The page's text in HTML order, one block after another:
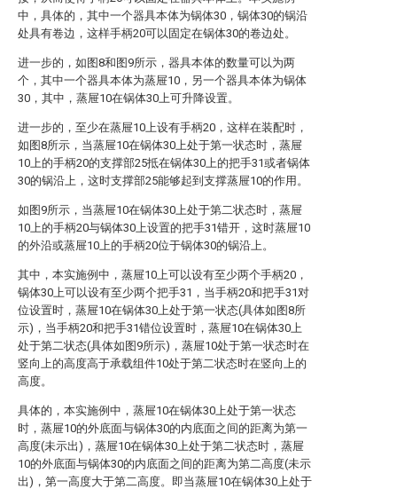
中，具体的，其中一个器具本体为锅体30，锅体30的锅沿
处具有卷边，这样手柄20可以固定在锅体30的卷边处。
进一步的，如图8和图9所示，器具本体的数量可以为两
个，其中一个器具本体为蒸屉10，另一个器具本体为锅体
30，其中，蒸屉10在锅体30上可升降设置。
进一步的，至少在蒸屉10上设有手柄20，这样在装配时，
如图8所示，当蒸屉10在锅体30上处于第一状态时，蒸屉
10上的手柄20的支撑部25抵在锅体30上的把手31或者锅体
30的锅沿上，这时支撑部25能够起到支撑蒸屉10的作用。
如图9所示，当蒸屉10在锅体30上处于第二状态时，蒸屉
10上的手柄20与锅体30上设置的把手31错开，这时蒸屉10
的外沿或蒸屉10上的手柄20位于锅体30的锅沿上。
其中，本实施例中，蒸屉10上可以设有至少两个手柄20，
锅体30上可以设有至少两个把手31，当手柄20和把手31对
位设置时，蒸屉10在锅体30上处于第一状态(具体如图8所
示)，当手柄20和把手31错位设置时，蒸屉10在锅体30上
处于第二状态(具体如图9所示)，蒸屉10处于第一状态时在
竖向上的高度高于承载组件10处于第二状态时在竖向上的
高度。
具体的，本实施例中，蒸屉10在锅体30上处于第一状态
时，蒸屉10的外底面与锅体30的内底面之间的距离为第一
高度(未示出)，蒸屉10在锅体30上处于第二状态时，蒸屉
10的外底面与锅体30的内底面之间的距离为第二高度(未示
出)，第一高度大于第二高度。即当蒸屉10在锅体30上处于